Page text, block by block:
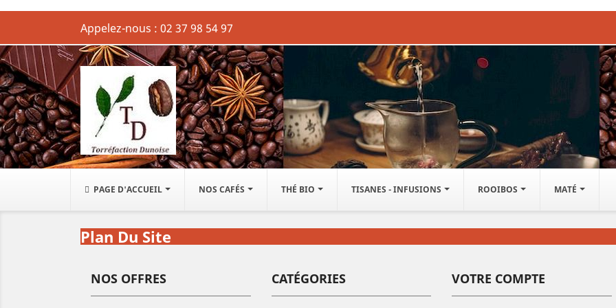
Appelez-nous : 02 37 98 54 97
PAGE D'ACCUEIL NOS CAFÉS THÉ BIO TISANES - INFUSIONS ROOIBOS MATÉ
Plan Du Site
NOS OFFRES CATÉGORIES VOTRE COMPTE